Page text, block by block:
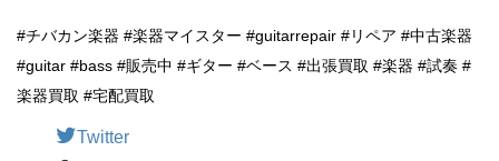
#チバカン楽器 #楽器マイスター #guitarrepair #リペア #中古楽器
#guitar #bass #販売中 #ギター #ベース #出張買取 #楽器 #試奏 #
楽器買取 #宅配買取
Twitter